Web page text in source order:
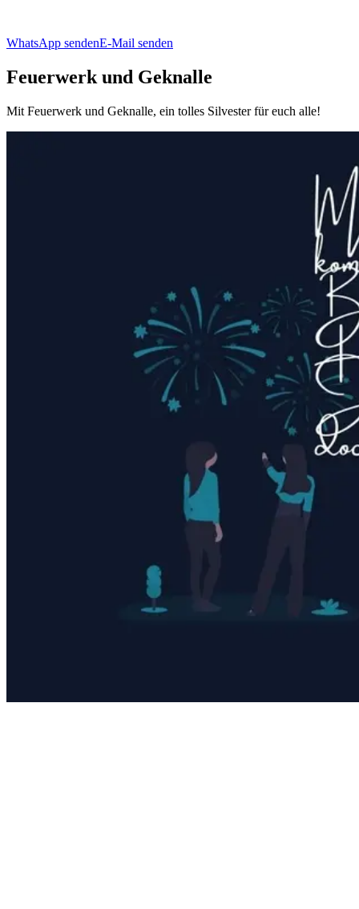
WhatsApp sendenE-Mail senden
Feuerwerk und Geknalle
Mit Feuerwerk und Geknalle, ein tolles Silvester für euch alle!